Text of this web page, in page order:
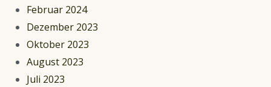
Februar 2024
Dezember 2023
Oktober 2023
August 2023
Juli 2023